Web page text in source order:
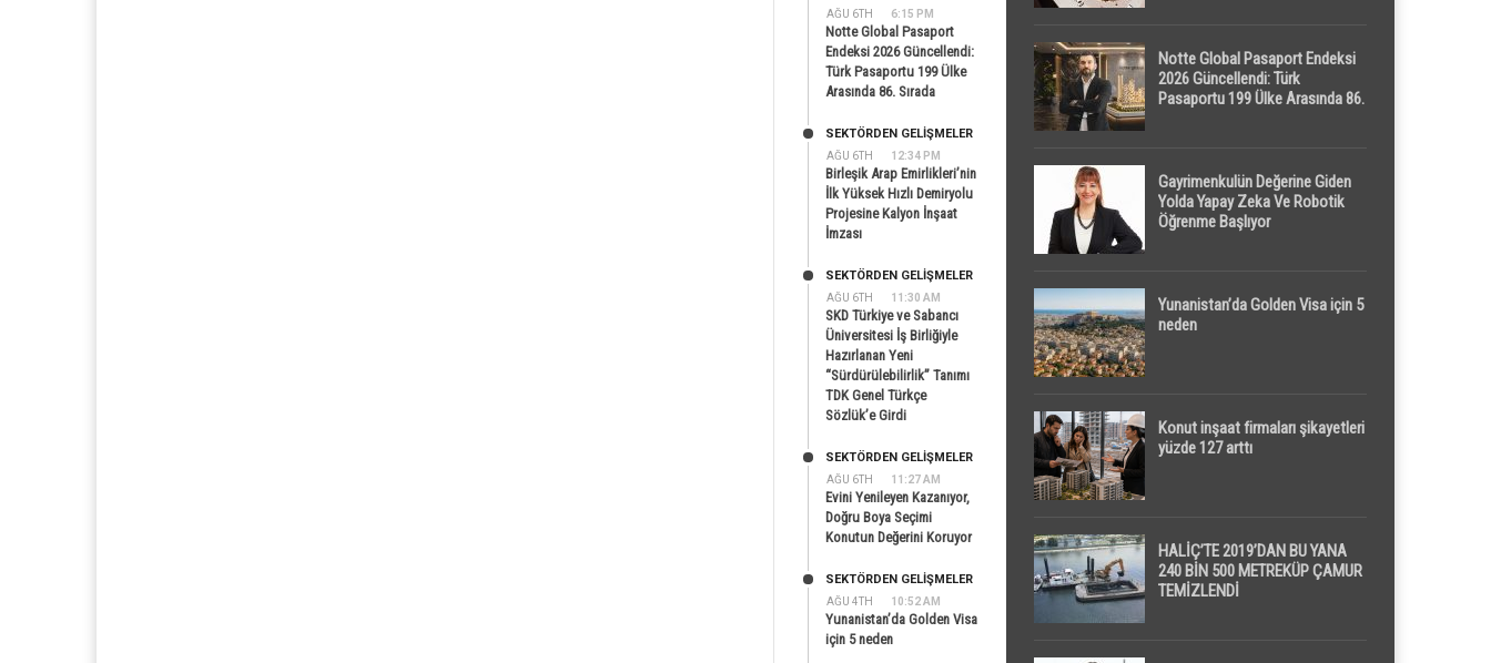
AĞU 6TH 6:15 PM
Notte Global Pasaport
Endeksi 2026 Güncellendi:
Türk Pasaportu 199 Ülke
Arasında 86. Sırada
AĞU 6TH 12:34 PM
SEKTÖRDEN GELIŞMELER
Birleşik Arap Emirlikleri’nin
İlk Yüksek Hızlı Demiryolu
Projesine Kalyon İnşaat
İmzası
AĞU 6TH 11:30 AM
SEKTÖRDEN GELIŞMELER
SKD Türkiye ve Sabancı
Üniversitesi İş Birliğiyle
Hazırlanan Yeni
“Sürdürülebilirlik” Tanımı
TDK Genel Türkçe
Sözlük’e Girdi
AĞU 6TH 11:27 AM
SEKTÖRDEN GELIŞMELER
Evini Yenileyen Kazanıyor,
Doğru Boya Seçimi
Konutun Değerini Koruyor
AĞU 4TH 10:52 AM
SEKTÖRDEN GELIŞMELER
Yunanistan’da Golden Visa
için 5 neden
Notte Global Pasaport Endeksi
2026 Güncellendi: Türk
Pasaportu 199 Ülke Arasında 86.
Gayrimenkulün Değerine Giden
Yolda Yapay Zeka Ve Robotik
Öğrenme Başlıyor
Yunanistan’da Golden Visa için 5
neden
Konut inşaat firmaları şikayetleri
yüzde 127 arttı
HALİÇ’TE 2019’DAN BU YANA
240 BİN 500 METREKÜP ÇAMUR
TEMİZLENDİ